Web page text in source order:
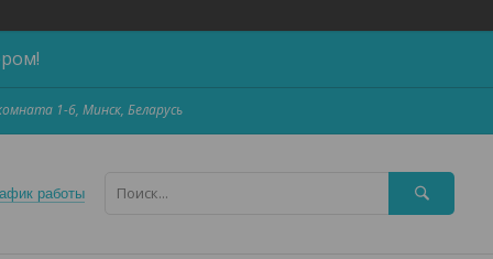
1-6, Минск, Беларусь
работы